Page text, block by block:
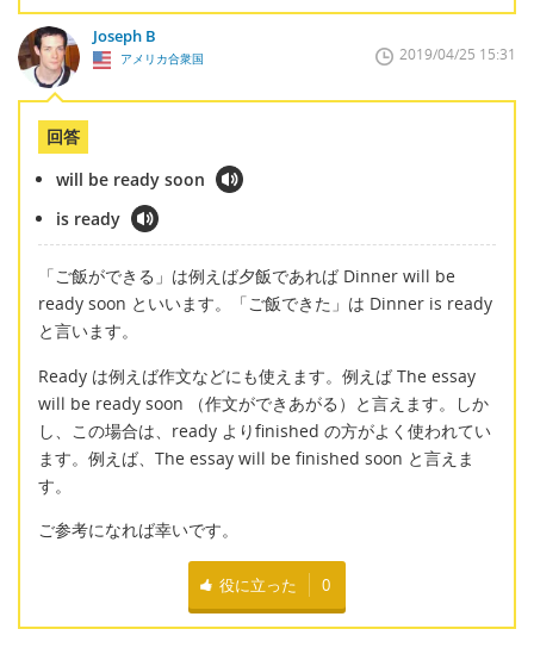
Joseph B
アメリカ合衆国 2019/04/25 15:31
回答
will be ready soon
is ready
「ご飯ができる」は例えば夕飯であれば Dinner will be
ready soon といいます。「ご飯できた」は Dinner is ready
と言います。
Ready は例えば作文などにも使えます。例えば The essay
will be ready soon （作文ができあがる）と言えます。しか
し、この場合は、ready よりfinished の方がよく使われてい
ます。例えば、The essay will be finished soon と言えま
す。
ご参考になれば幸いです。
役に立った 0